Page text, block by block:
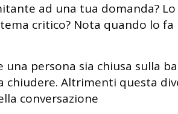
ad una tua domanda?
critico? Nota quando lo fa
persona sia chiusa sulla
chiudere. Altrimenti questa
conversazione